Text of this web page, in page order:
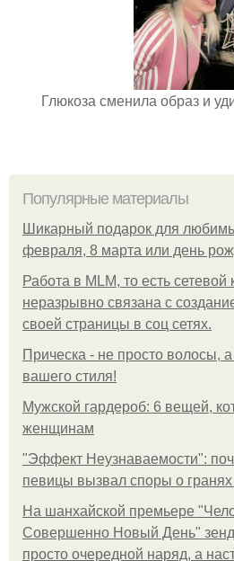
Глюкоза сменила образ и
Популярные материалы
Шикарный подарок для
февраля, 8 марта или день
Работа в MLM, то есть
неразрывно связана с
своей страницы в соц сетях.
Прическа - не просто волосы,
вашего стиля!
Мужской гардероб: 6 вещей,
женщинам
"Эффект Неузнаваемости":
певицы вызвал споры о
На шанхайской премьере
Совершенно Новый День"
просто очередной наряд, а